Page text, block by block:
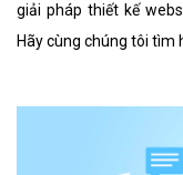
giải pháp thiết kế
Hãy cùng chúng tôi tìm